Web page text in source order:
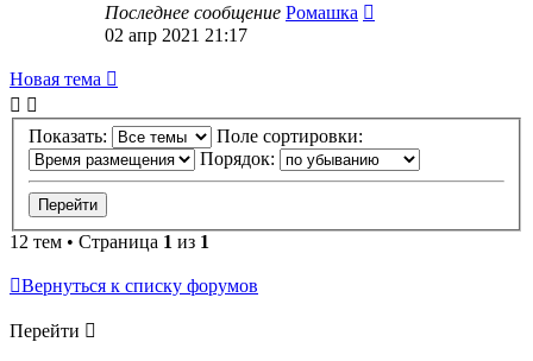
Последнее сообщение Ромашка
02 апр 2021 21:17
Новая тема
Показать:
Поле сортировки:
Порядок:
12 тем • Страница 1 из 1
Вернуться к списку форумов
Перейти